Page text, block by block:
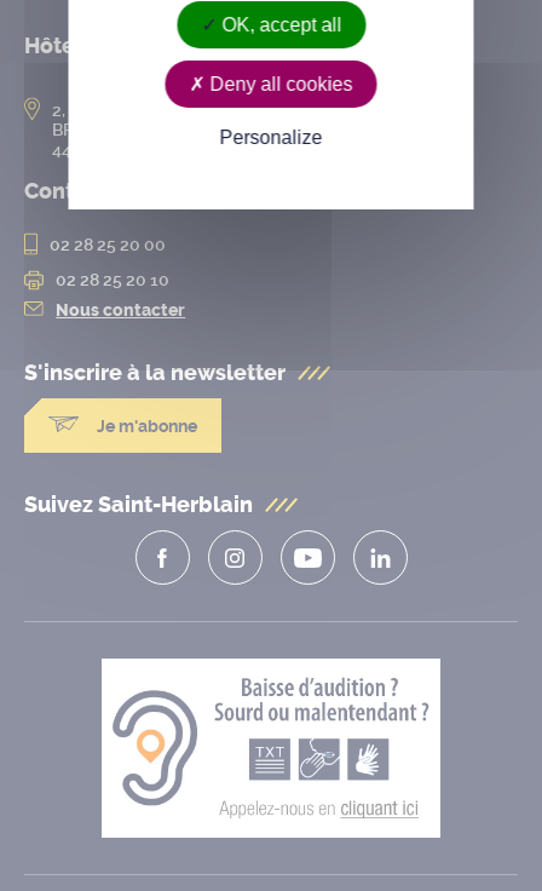
Hôtel de ville
2, rue de l’Hôtel-de-Ville
BP 50167
44802 Saint-Herblain cedex
Contact
02 28 25 20 00
02 28 25 20 10
Nous contacter
S'inscrire à la newsletter
Je m'abonne
Suivez Saint-Herblain
OK, accept all
Deny all cookies
Personalize